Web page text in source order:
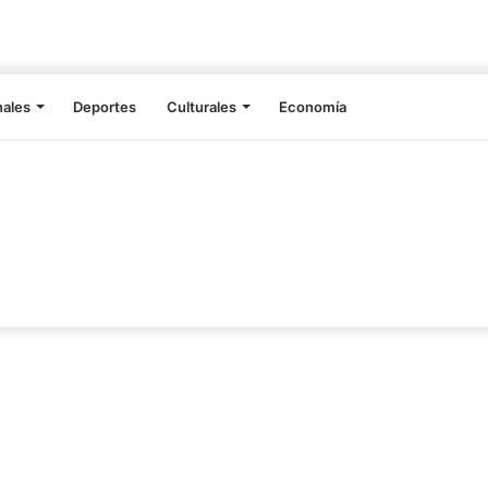
Deportes Culturales Economía